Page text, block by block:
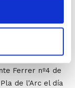
Llíria
adquirir en
Ferrer nº4 de
de l'Arc el día